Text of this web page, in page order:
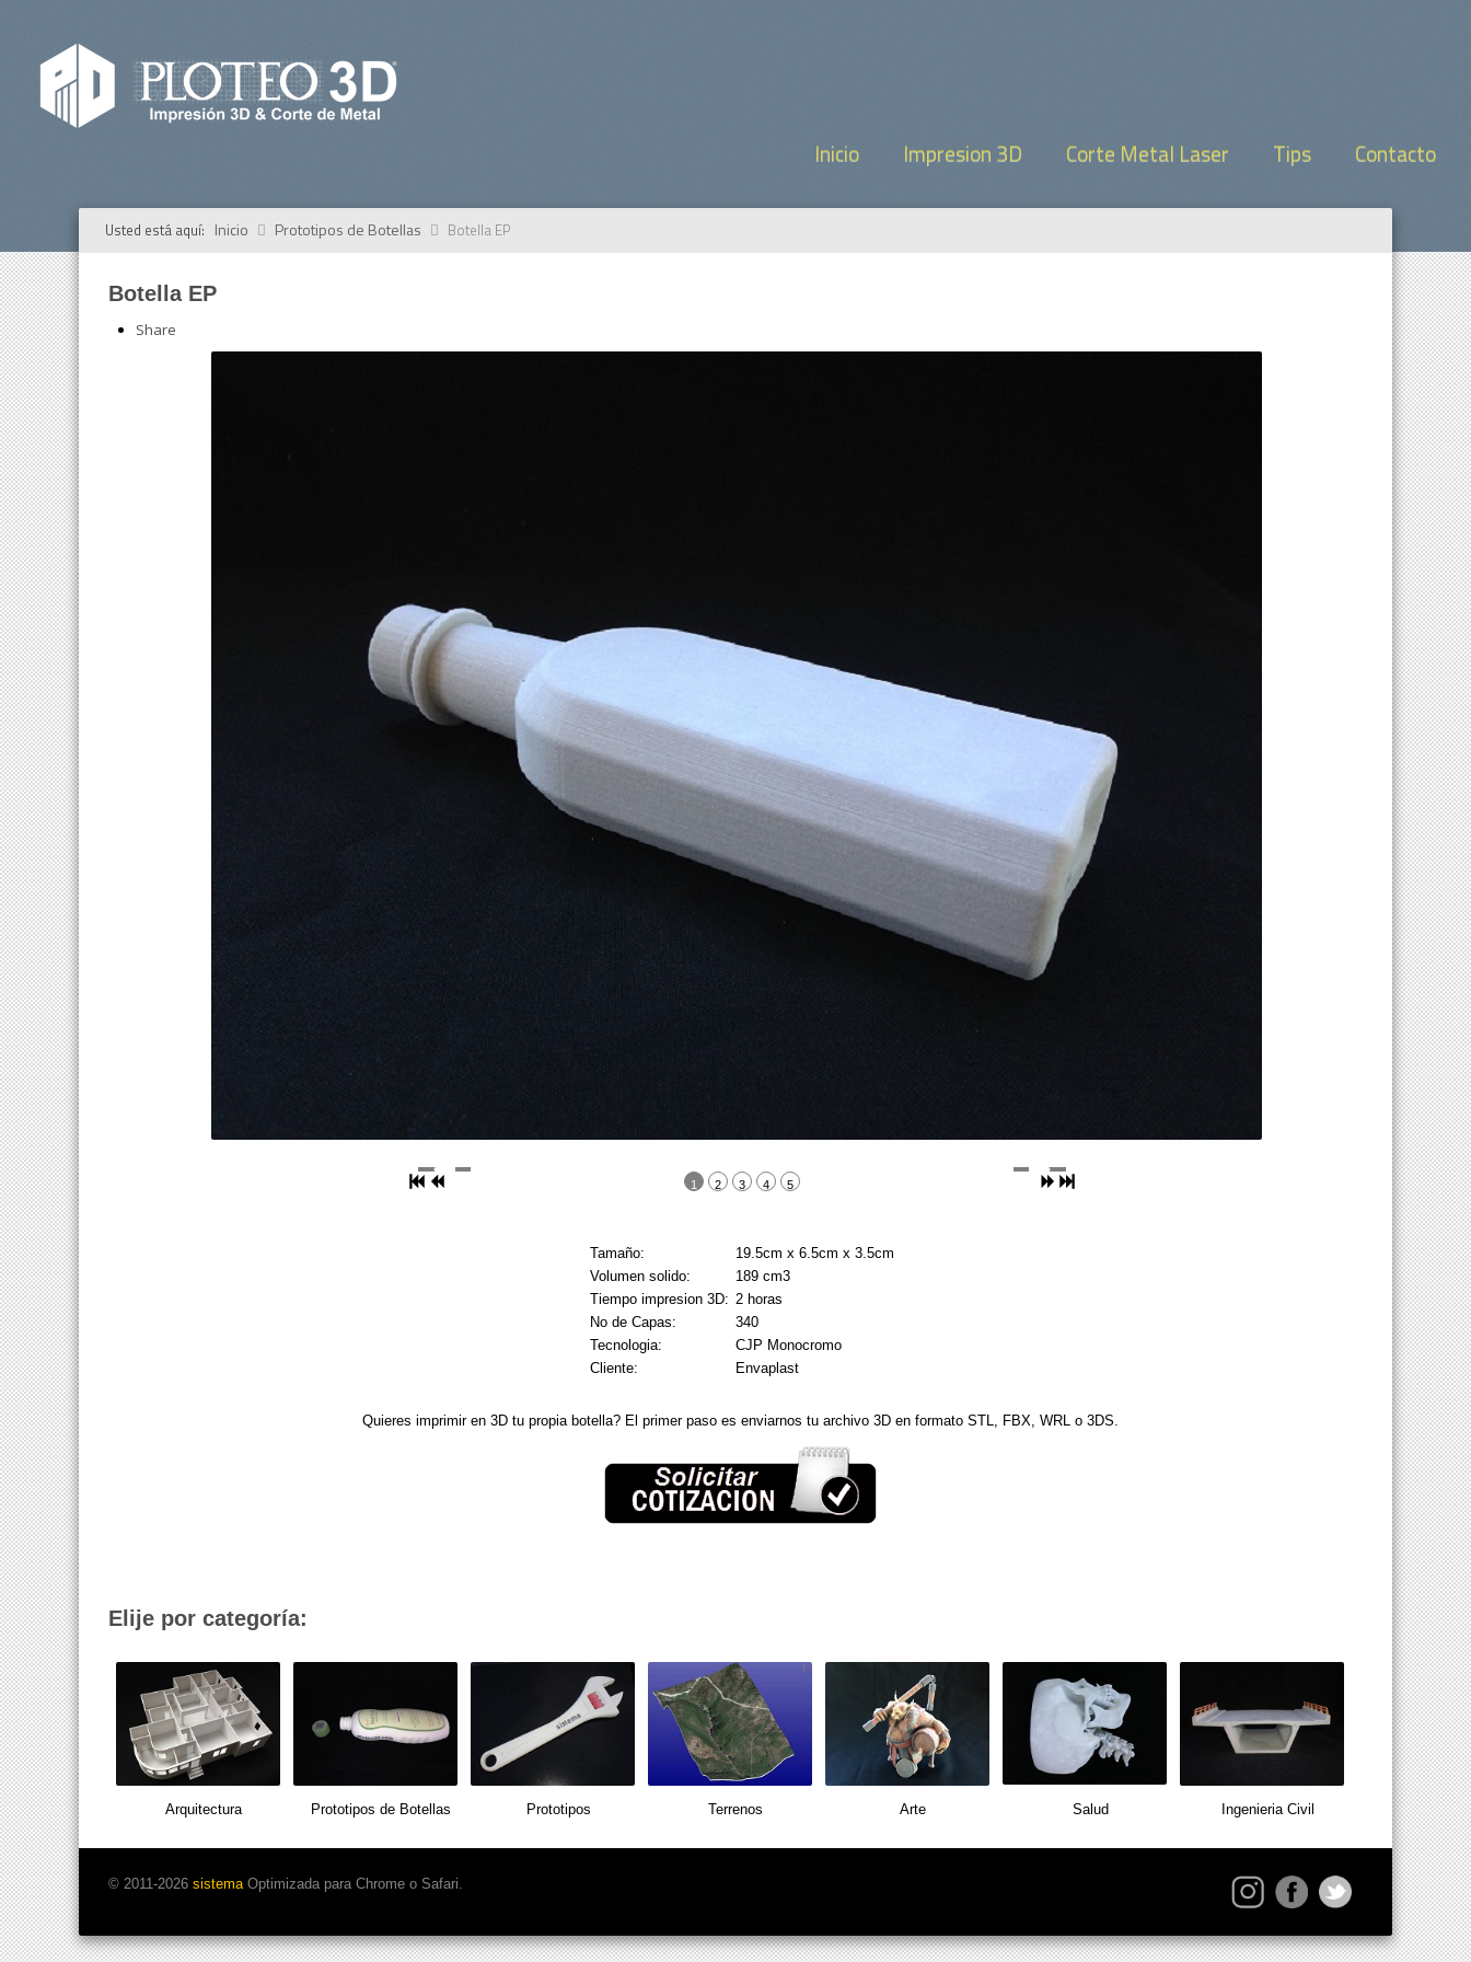
Inicio Impresion 3D Corte Metal Laser Tips Contacto
Usted está aquí: Inicio Prototipos de Botellas Botella EP
Botella EP
Share
1 2 3 4 5
Tamaño:
19.5cm x 6.5cm x 3.5cm
Volumen solido:
189 cm3
Tiempo impresion 3D: 2 horas
No de Capas:
340
Tecnologia:
CJP Monocromo
Cliente:
Envaplast
Quieres imprimir en 3D tu propia botella? El primer paso es enviarnos tu archivo 3D en formato STL, FBX, WRL o 3DS.
Elije por categoría:
Arquitectura Prototipos de Botellas Prototipos Terrenos Arte Salud Ingenieria Civil
© 2011-2026 sistemaOptimizada para Chrome o Safari.